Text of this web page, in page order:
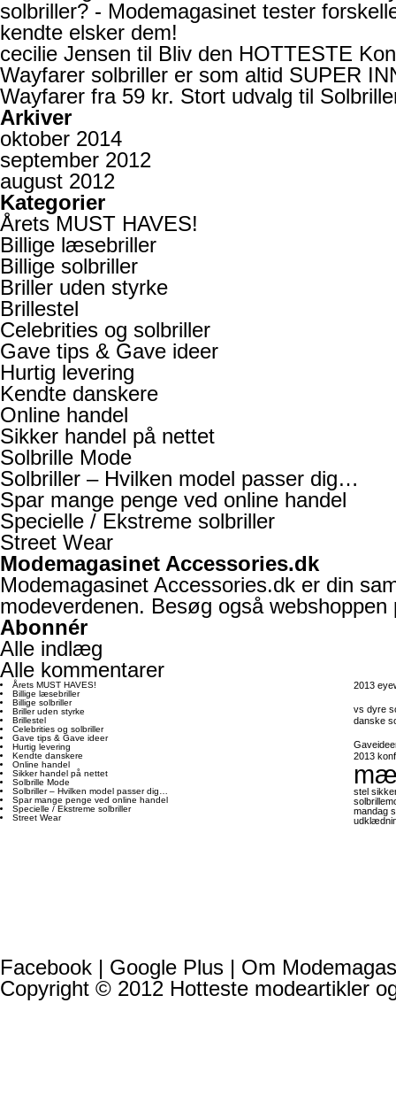
solbriller? - Modemagasinet tester
kendte elsker dem!
cecilie Jensen til Bliv den HOTTESTE
Wayfarer solbriller er som altid SUPER
Wayfarer fra 59 kr. Stort udvalg til
Arkiver
oktober 2014
september 2012
august 2012
Kategorier
Årets MUST HAVES!
Billige læsebriller
Billige solbriller
Briller uden styrke
Brillestel
Celebrities og solbriller
Gave tips & Gave ideer
Hurtig levering
Kendte danskere
Online handel
Sikker handel på nettet
Solbrille Mode
Solbriller – Hvilken model passer dig…
Spar mange penge ved online handel
Specielle / Ekstreme solbriller
Street Wear
Modemagasinet Accessories.dk
Modemagasinet Accessories.dk er din
modeverdenen. Besøg også
Abonnér
Alle indlæg
Alle kommentarer
Årets MUST HAVES!
Billige læsebriller
Billige solbriller
Briller uden styrke
Brillestel
Celebrities og solbriller
Gave tips & Gave ideer
Hurtig levering
Kendte danskere
Online handel
Sikker handel på nettet
Solbrille Mode
Solbriller – Hvilken model passer dig…
Spar mange penge ved online handel
Specielle / Ekstreme solbriller
Street Wear
2013
vs dyre
danske
2013
stel
mandag
Facebook | Google Plus | Om
Copyright © 2012 Hotteste modeartikler